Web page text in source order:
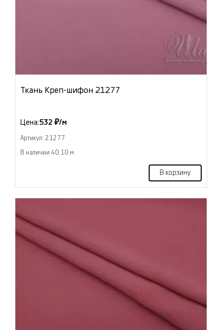
Ткань Креп-шифон 21277
Цена:532 ₽/м
Артикул: 21277
В наличии 40.10 м
В корзину